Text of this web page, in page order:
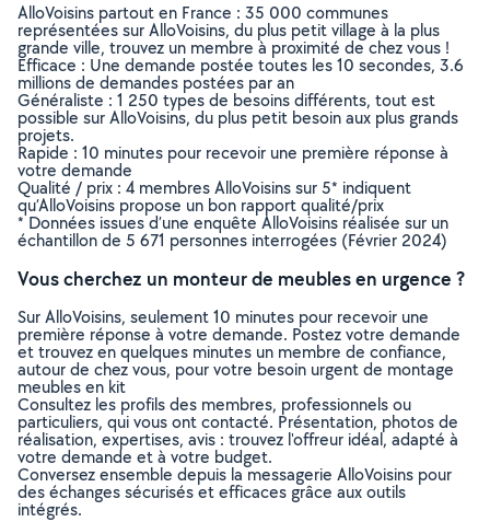
AlloVoisins partout en France : 35 000 communes
représentées sur AlloVoisins, du plus petit village à la plus
grande ville, trouvez un membre à proximité de chez vous !
Efficace : Une demande postée toutes les 10 secondes, 3.6
millions de demandes postées par an
Généraliste : 1 250 types de besoins différents, tout est
possible sur AlloVoisins, du plus petit besoin aux plus grands
projets.
Rapide : 10 minutes pour recevoir une première réponse à
votre demande
Qualité / prix : 4 membres AlloVoisins sur 5* indiquent
qu’AlloVoisins propose un bon rapport qualité/prix
* Données issues d’une enquête AlloVoisins réalisée sur un
échantillon de 5 671 personnes interrogées (Février 2024)
Vous cherchez un monteur de meubles en urgence ?
Sur AlloVoisins, seulement 10 minutes pour recevoir une
première réponse à votre demande. Postez votre demande
et trouvez en quelques minutes un membre de confiance,
autour de chez vous, pour votre besoin urgent de montage
meubles en kit
Consultez les profils des membres, professionnels ou
particuliers, qui vous ont contacté. Présentation, photos de
réalisation, expertises, avis : trouvez l'offreur idéal, adapté à
votre demande et à votre budget.
Conversez ensemble depuis la messagerie AlloVoisins pour
des échanges sécurisés et efficaces grâce aux outils
intégrés.